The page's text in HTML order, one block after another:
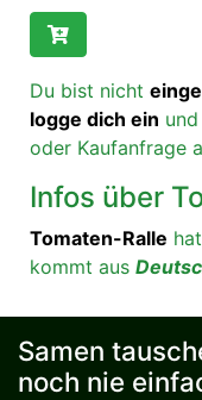
Du bist nicht
logge dich ein
oder Kaufanfrage
Infos über
Tomaten-Ralle
kommt aus
Samen
noch nie